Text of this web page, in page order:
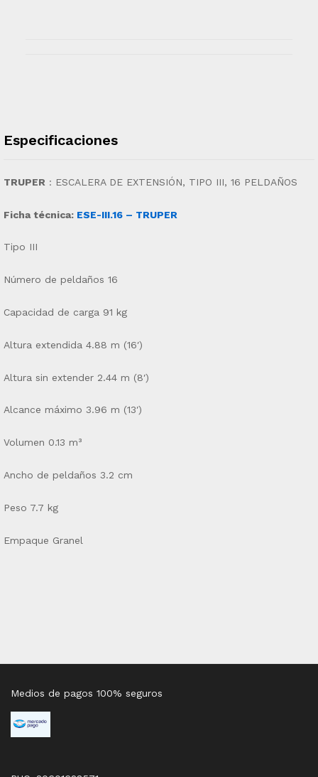
Especificaciones
TRUPER : ESCALERA DE EXTENSIÓN, TIPO III, 16 PELDAÑOS
Ficha técnica: ESE-III.16 – TRUPER
Tipo III
Número de peldaños 16
Capacidad de carga 91 kg
Altura extendida 4.88 m (16′)
Altura sin extender 2.44 m (8′)
Alcance máximo 3.96 m (13′)
Volumen 0.13 m³
Ancho de peldaños 3.2 cm
Peso 7.7 kg
Empaque Granel
Medios de pagos 100% seguros